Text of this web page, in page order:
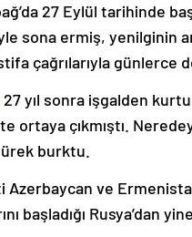
27 Eylül tarihinde
sona ermiş, yenilginin
çağrılarıyla günlerce
27 yıl sonra işgalden
ortaya çıkmıştı.
burktu.
ve
başladığı Rusya’dan